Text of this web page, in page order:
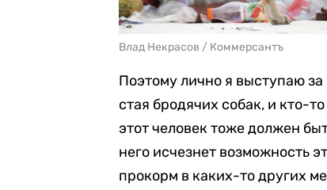
Влад Некрасов / Коммерсантъ
Поэтому лично я выступаю
стая бродячих собак, и кто-
этот человек тоже должен
него исчезнет возможность
прокорм в каких-то других